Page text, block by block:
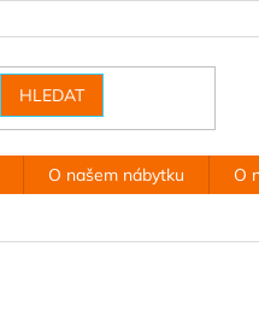
HLEDAT
O našem nábytku
O